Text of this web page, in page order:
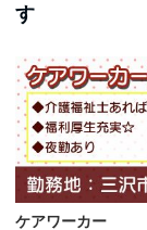
す
ケアワーカー